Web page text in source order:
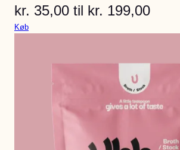
kr. 35,00 til kr. 199,00
Køb